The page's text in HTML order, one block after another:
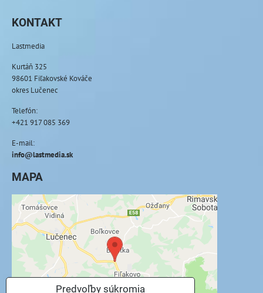
KONTAKT
Lastmedia
Kurtáň 325
98601 Fiľakovské Kováče
okres Lučenec
Telefón:
+421 917 085 369
E-mail:
info@lastmedia.sk
MAPA
Externý obsah je blokovaný Voľbami
súkromia
Prajete si načítať externý obsah?
Povoliť tentokrát
Predvoľby súkromia